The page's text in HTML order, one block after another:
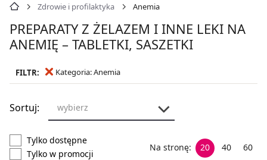
Zdrowie i profilaktyka Anemia
PREPARATY Z ŻELAZEM I INNE LEKI NA
ANEMIĘ – TABLETKI, SASZETKI
FILTR: Kategoria: Anemia
Sortuj: wybierz
Tylko dostępne
Tylko w promocji
Na stronę: 20 40 60